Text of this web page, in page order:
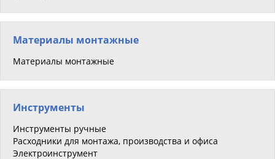
Материалы монтажные
Материалы монтажные
Инструменты
Инструменты ручные
Расходники для монтажа, производства и офиса
Электроинструмент